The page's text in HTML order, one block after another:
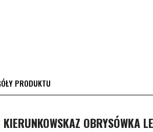
PRODUKTU
OBRYSÓWKA